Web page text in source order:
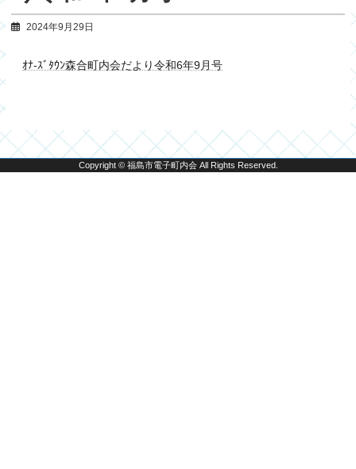
2024年9月29日
ｵﾅ-ｽﾞﾀｳﾝ森合町内会だより令和6年9月号
Copyright © 福島市電子町内会 All Rights Reserved.